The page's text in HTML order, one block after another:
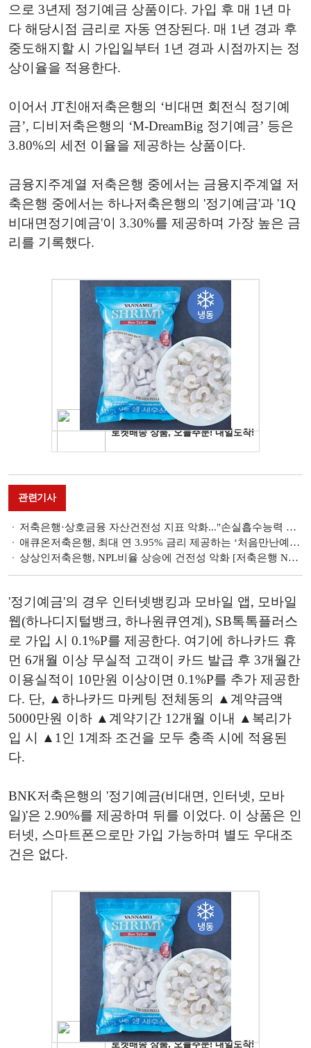
으로 3년제 정기예금 상품이다. 가입 후 매 1년 마
다 해당시점 금리로 자동 연장된다. 매 1년 경과 후
중도해지할 시 가입일부터 1년 경과 시점까지는 정
상이율을 적용한다.
이어서 JT친애저축은행의 ‘비대면 회전식 정기예
금’, 디비저축은행의 ‘M-DreamBig 정기예금’ 등은
3.80%의 세전 이율을 제공하는 상품이다.
금융지주계열 저축은행 중에서는 금융지주계열 저
축은행 중에서는 하나저축은행의 '정기예금'과 '1Q
비대면정기예금'이 3.30%를 제공하며 가장 높은 금
리를 기록했다.
관련기사
저축은행·상호금융 자산건전성 지표 악화..."손실흡수능력 확충에 힘써야" [금융안정보고서]
애큐온저축은행, 최대 연 3.95% 금리 제공하는 ‘처음만난예금’ 출시 [떴다! 신상품]
상상인저축은행, NPL비율 상승에 건전성 악화 [저축은행 NPL 리포트 (2)]
'정기예금'의 경우 인터넷뱅킹과 모바일 앱, 모바일
웹(하나디지털뱅크, 하나원큐연계), SB톡톡플러스
로 가입 시 0.1%P를 제공한다. 여기에 하나카드 휴
먼 6개월 이상 무실적 고객이 카드 발급 후 3개월간
이용실적이 10만원 이상이면 0.1%P를 추가 제공한
다. 단, ▲하나카드 마케팅 전체동의 ▲계약금액
5000만원 이하 ▲계약기간 12개월 이내 ▲복리가
입 시 ▲1인 1계좌 조건을 모두 충족 시에 적용된
다.
BNK저축은행의 '정기예금(비대면, 인터넷, 모바
일)'은 2.90%를 제공하며 뒤를 이었다. 이 상품은 인
터넷, 스마트폰으로만 가입 가능하며 별도 우대조
건은 없다.